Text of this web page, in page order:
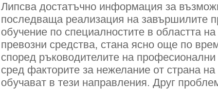
Липсва достатъчно информация за
последваща реализация на завършилите
обучение по специалностите в областта на
превозни средства, стана ясно още по
според ръководителите на
сред факторите за нежелание от страна
обучават в тези направления. Друг